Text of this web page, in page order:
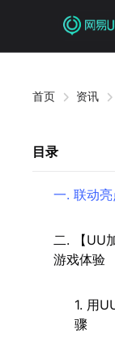
首页 资讯
目录
一. 联动
二. 【UU
游戏体验
1. 用
骤